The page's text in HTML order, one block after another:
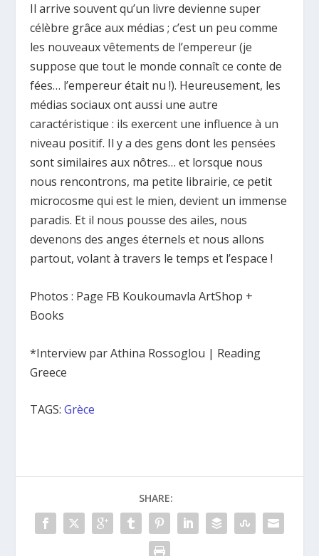
Il arrive souvent qu’un livre devienne super
célèbre grâce aux médias ; c’est un peu comme
les nouveaux vêtements de l’empereur (je
suppose que tout le monde connaît ce conte de
fées… l’empereur était nu !). Heureusement, les
médias sociaux ont aussi une autre
caractéristique : ils exercent une influence à un
niveau positif. Il y a des gens dont les pensées
sont similaires aux nôtres… et lorsque nous
nous rencontrons, ma petite librairie, ce petit
microcosme qui est le mien, devient un immense
paradis. Et il nous pousse des ailes, nous
devenons des anges éternels et nous allons
partout, volant à travers le temps et l’espace !
Photos : Page FB Koukoumavla ArtShop +
Books
*Interview par Athina Rossoglou | Reading
Greece
TAGS:Grèce
SHARE: